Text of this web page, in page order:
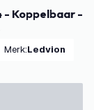
Merk: Ledvion